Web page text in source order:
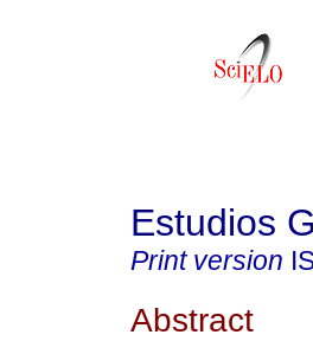
Estudios
Print version
Abstract